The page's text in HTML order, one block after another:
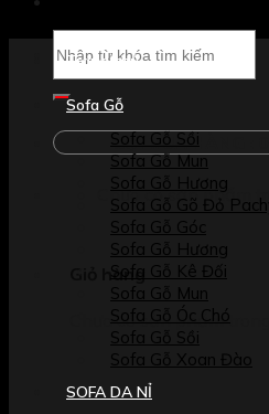
Tìm
kiếm:
GỌI MUA HÀNG :
Chưa có sản phẩm
Giỏ hàng
Chưa có sản phẩm
Trang chủ
Sofa Gỗ
Sofa Gỗ Sồi
Sofa Gỗ Mun
Sofa Gỗ Hương
Sofa Gỗ Gõ Đỏ
Sofa Gỗ Góc
Sofa Gỗ Hương
Sofa Gỗ Kê Đối
Sofa Gỗ Mun
Sofa Gỗ Óc Chó
Sofa Gỗ Sồi
Sofa Gỗ Xoan Đào
SOFA DA NỈ